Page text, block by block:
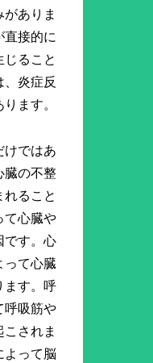
ありま
直接的に
ること
炎症反
ます。
けではあ
臓の不整
ること
て心臓や
です。心
って心臓
ます。呼
呼吸筋や
されま
よって脳